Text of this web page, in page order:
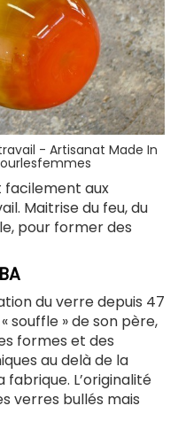
- Artisanat Made In
facilement aux
Maitrise du feu, du
pour former des
du verre depuis 47
souffle » de son père,
formes et des
au delà de la
L’originalité
verres bullés mais